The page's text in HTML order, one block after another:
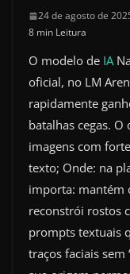
24 de agosto de
8 min Leitura
O modelo de IA
oficial, no LM
rapidamente
batalhas cegas.
imagens com
texto; Onde: na
importa: mantém
reconstrói rostos
prompts textuais
traços faciais sem